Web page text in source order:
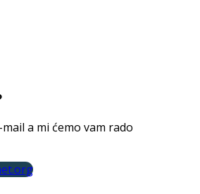
a mi ćemo vam rado